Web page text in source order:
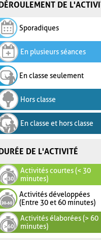
DE
Sporadiques
En plusieurs séances
En classe seulement
Hors classe
En classe et hors classe
DE L'ACTIVITÉ
Activités courtes (< 30
minutes)
Activités développées
(Entre 30 et 60 minutes)
Activités élaborées (> 60
minutes)